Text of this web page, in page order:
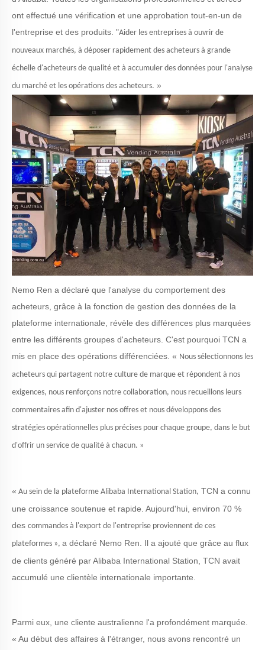
ont effectué une vérification et une approbation tout-en-un de
l'entreprise et des produits. "Aider les entreprises à ouvrir de
nouveaux marchés, à déposer rapidement des acheteurs à grande
échelle d'acheteurs de qualité et à accumuler des données pour l'analyse
du marché et les opérations des acheteurs. »
Nemo Ren a déclaré que l'analyse du comportement des
acheteurs, grâce à la fonction de gestion des données de la
plateforme internationale, révèle des différences plus marquées
entre les différents groupes d'acheteurs. C'est pourquoi TCN a
mis en place des opérations différenciées. « Nous sélectionnons les
acheteurs qui partagent notre culture de marque et répondent à nos
exigences, nous renforçons notre collaboration, nous recueillons leurs
commentaires afin d'ajuster nos offres et nous développons des
stratégies opérationnelles plus précises pour chaque groupe, dans le but
d'offrir un service de qualité à chacun. »
« Au sein de la plateforme Alibaba International Station, TCN a connu
une croissance soutenue et rapide. Aujourd'hui, environ 70 %
des commandes à l'export de l'entreprise proviennent de ces
plateformes », a déclaré Nemo Ren. Il a ajouté que grâce au flux
de clients généré par Alibaba International Station, TCN avait
accumulé une clientèle internationale importante.
Parmi eux, une cliente australienne l'a profondément marquée.
« Au début des affaires à l'étranger, nous avons rencontré un